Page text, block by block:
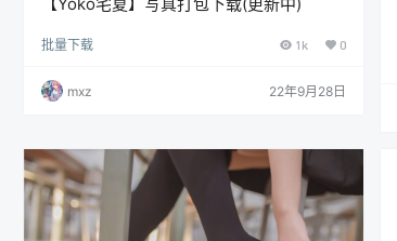
批量下载 1k 0
mxz 22年9月28日